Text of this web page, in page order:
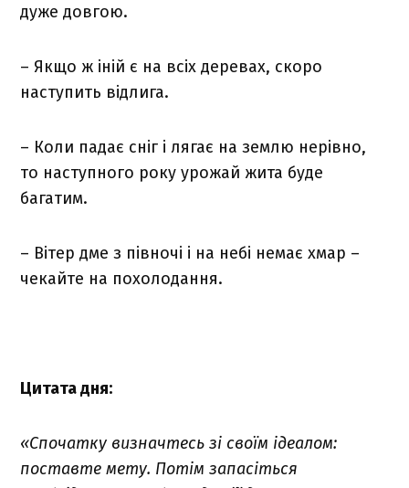
дуже довгою.
– Якщо ж іній є на всіх деревах, скоро
наступить відлига.
– Коли падає сніг і лягає на землю нерівно,
то наступного року урожай жита буде
багатим.
– Вітер дме з півночі і на небі немає хмар –
чекайте на похолодання.
Цитата дня:
«Спочатку визначтесь зі своїм ідеалом:
поставте мету. Потім запасіться